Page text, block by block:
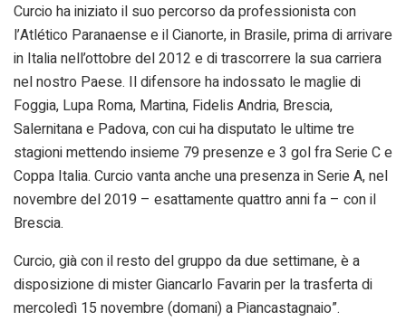
Curcio ha iniziato il suo percorso da professionista con
l’Atlético Paranaense e il Cianorte, in Brasile, prima di arrivare
in Italia nell’ottobre del 2012 e di trascorrere la sua carriera
nel nostro Paese. Il difensore ha indossato le maglie di
Foggia, Lupa Roma, Martina, Fidelis Andria, Brescia,
Salernitana e Padova, con cui ha disputato le ultime tre
stagioni mettendo insieme 79 presenze e 3 gol fra Serie C e
Coppa Italia. Curcio vanta anche una presenza in Serie A, nel
novembre del 2019 – esattamente quattro anni fa – con il
Brescia.
Curcio, già con il resto del gruppo da due settimane, è a
disposizione di mister Giancarlo Favarin per la trasferta di
mercoledì 15 novembre (domani) a Piancastagnaio”.